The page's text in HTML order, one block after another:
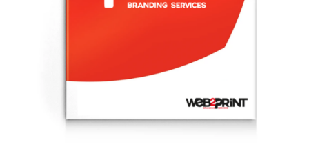
Στην web2print.gr μπορείτε να εκτυπώσετε αφίσες για
διαφημιστικές στήλες καθώς και αφίσες μεγάλου
μεγέθους για μεγάλες διαφημιστικές εκστρατείες,
πλαστικές αφίσες για εκδηλώσεις ή χρήσιμες αφίσες Α4
και αφίσες Α3 για πανεπιστήμια ή δημόσια κτίρια.
Με εμάς, όχι μόνο επωφελείστε από μια τεράστια
ποικιλία διαφορετικών μεγεθών και ειδικών διαστάσεων,